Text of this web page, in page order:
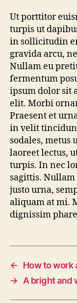
Ut porttitor
turpis ut
in sollicitudin
gravida arcu,
Nullam eu
fermentum
ipsum dolor sit
elit. Morbi
Praesent et
in velit
sodales, metus
laoreet lectus,
turpis. In nec
sagittis.
justo urna,
aliquam at mi.
dignissim
←
How to work
→
A bright and